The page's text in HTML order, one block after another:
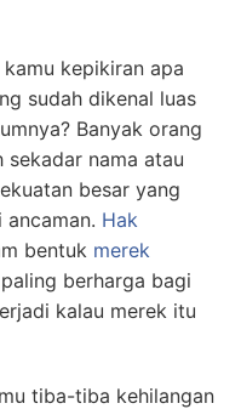
kepikiran apa
sudah dikenal luas
Banyak orang
nama atau
besar yang
Hak
bentuk merek
berharga bagi
kalau merek itu
tiba-tiba kehilangan